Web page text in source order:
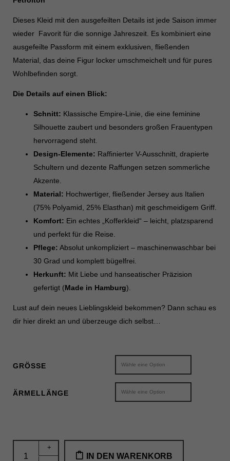
Dieses Kleid mit den ausgefeilten Details ist jede Saison immer
wieder Favorit für die sonnige Jahreszeit. Es kombiniert eine
ausgefeilte Passform mit einem exklusiven, fließenden
Material, das deine Figur locker umschmeichelt und für pures
Wohlbefinden sorgt.
Die Details auf einen Blick:
Schnitt: Klassische Empire-Linie, die eine feminine
Silhouette zaubert und besonders großen Frauentypen
hervorragend steht.
Design-Elemente: Raffinierter V-Ausschnitt, drapierte
Schultern und dezente Raffungen setzen sommerliche
Akzente.
Material: Hochwertiger, fließender Jersey aus Italien
(75% Polyamid, 25% Elasthan) mit geschmeidigem Griff.
Komfort: Ein echtes „Kofferkleid“ – leicht, platzsparend
und perfekt für die Reise.
Pflege: Absolut unkompliziert – maschinenwaschbar bei
30 Grad und komplett bügelfrei.
Herkunft: Mit Liebe und hanseatischer Präzision
gefertigt (Made in Hamburg).
Lust auf dein neues Lieblingskleid bekommen? Dann schau es
dir hier direkt an und überzeuge dich selbst…
GRÖSSE
ÄRMELLÄNGE
+
IN DEN WARENKORB
Essenziell (2)
Essenzielle Cookies ermöglichen grundlegende Funktionen und sind für
die einwandfreie Funktion der Website erforderlich.
Cookie-Informationen anzeigen
helfen uns zu verstehen, wie unsere Besucher unsere Website nutzen.
Cookie-Informationen anzeigen
Marketing-Cookies werden von Drittanbietern oder Publishern verwendet,
Besucher über Websites hinweg verfolgen.
Cookie-Informationen anzeigen
Externe Medien (7)
Inhalte von Videoplattformen und Social-Media-Plattformen werden
standardmäßig blockiert. Wenn Cookies von externen Medien akzeptiert
werden, bedarf der Zugriff auf diese Inhalte keiner manuellen Einwilligung